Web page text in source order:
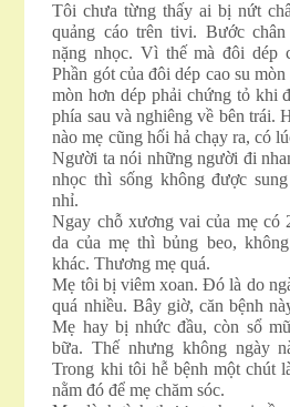
Tôi chưa từng thấy ai bị nứt
quảng cáo trên tivi. Bước
nặng nhọc. Vì thế mà đôi dép
Phần gót của đôi dép cao su
mòn hơn dép phải chứng tỏ khi
phía sau và nghiêng về bên trái.
nào mẹ cũng hối hả chạy ra, có
Người ta nói những người đi
nhọc thì sống không được
nhỉ.
Ngay chỗ xương vai của mẹ có
da của mẹ thì bủng beo,
khác. Thương mẹ quá.
Mẹ tôi bị viêm xoan. Đó là do
quá nhiều. Bây giờ, căn bệnh
Mẹ hay bị nhức đầu, còn sổ
bữa. Thế nhưng không ngày
Trong khi tôi hễ bệnh một chút
nằm đó để mẹ chăm sóc.